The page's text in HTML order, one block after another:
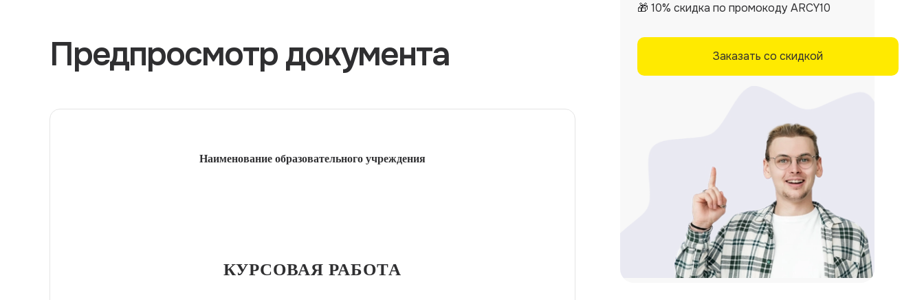
Предпросмотр документа
Наименование образовательного учреждения
КУРСОВАЯ РАБОТА
🎁 10% скидка по промокоду ARCY10
Заказать со скидкой